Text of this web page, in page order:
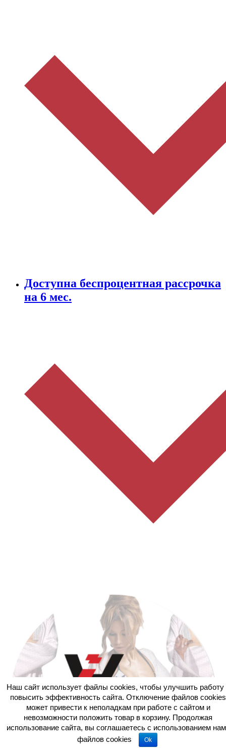
Доступна беспроцентная рассрочка
на 6 мес.
Наш сайт использует файлы cookies, чтобы улучшить работу
повысить эффективность сайта. Отключение файлов cookies
может привести к неполадкам при работе с сайтом и
невозможности положить товар в корзину. Продолжая
использование сайта, вы соглашаетесь c использованием
файлов cookies
Ok